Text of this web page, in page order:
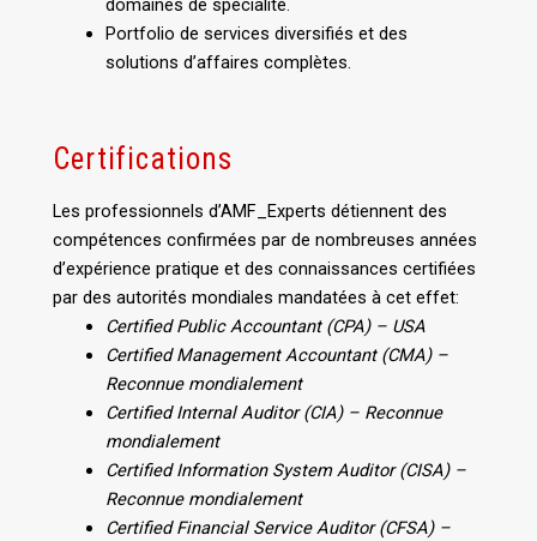
domaines de spécialité.
Portfolio de services diversifiés et des
solutions d’affaires complètes.
Certifications
Les professionnels d’AMF_Experts détiennent des
compétences confirmées par de nombreuses années
d’expérience pratique et des connaissances certifiées
par des autorités mondiales mandatées à cet effet:
Certified Public Accountant (CPA) – USA
Certified Management Accountant (CMA) –
Reconnue mondialement
Certified Internal Auditor (CIA) – Reconnue
mondialement
Certified Information System Auditor (CISA) –
Reconnue mondialement
Certified Financial Service Auditor (CFSA) –